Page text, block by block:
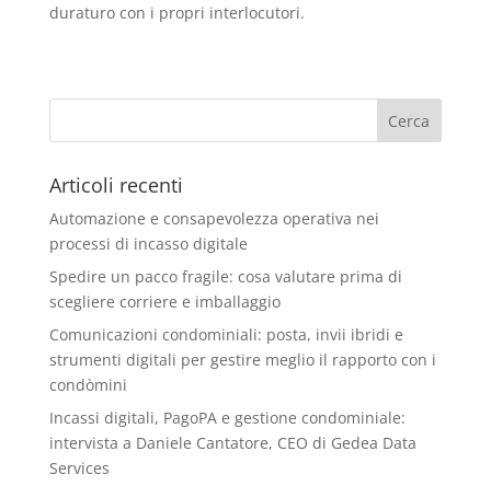
duraturo con i propri interlocutori.
Articoli recenti
Automazione e consapevolezza operativa nei
processi di incasso digitale
Spedire un pacco fragile: cosa valutare prima di
scegliere corriere e imballaggio
Comunicazioni condominiali: posta, invii ibridi e
strumenti digitali per gestire meglio il rapporto con i
condòmini
Incassi digitali, PagoPA e gestione condominiale:
intervista a Daniele Cantatore, CEO di Gedea Data
Services